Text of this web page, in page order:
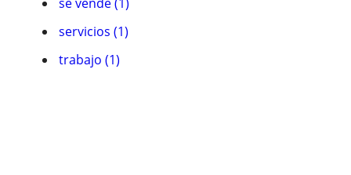
servicios (1)
trabajo (1)